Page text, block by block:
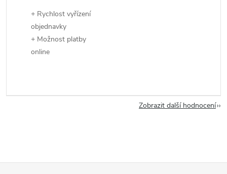
+ Rychlost vyřízení
objednavky
+ Možnost platby
online
Zobrazit další hodnocení